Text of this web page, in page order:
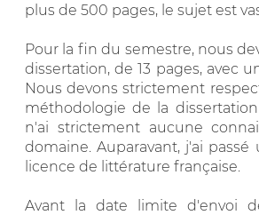
plus de 500 pages, le sujet est
Pour la fin du semestre, nous
dissertation, de 13 pages, avec
Nous devons strictement
méthodologie de la
n'ai strictement aucune
domaine. Auparavant, j'ai
licence de littérature française.
Avant la date limite d'envoi